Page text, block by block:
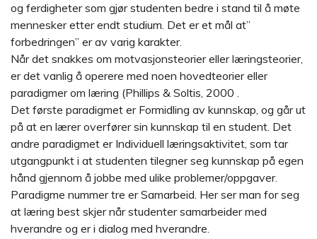
og ferdigheter som gjør studenten bedre i stand til å møte
mennesker etter endt studium. Det er et mål at”
forbedringen” er av varig karakter.
Når det snakkes om motvasjonsteorier eller læringsteorier,
er det vanlig å operere med noen hovedteorier eller
paradigmer om læring (Phillips & Soltis, 2000 .
Det første paradigmet er Formidling av kunnskap, og går ut
på at en lærer overfører sin kunnskap til en student. Det
andre paradigmet er Individuell læringsaktivitet, som tar
utgangpunkt i at studenten tilegner seg kunnskap på egen
hånd gjennom å jobbe med ulike problemer/oppgaver.
Paradigme nummer tre er Samarbeid. Her ser man for seg
at læring best skjer når studenter samarbeider med
hverandre og er i dialog med hverandre.